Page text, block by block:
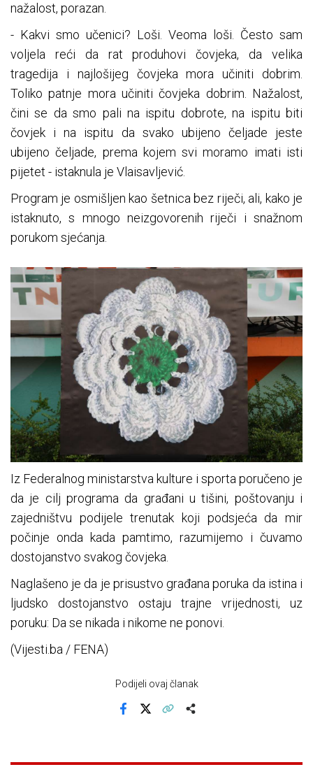
nažalost, porazan.
- Kakvi smo učenici? Loši. Veoma loši. Često sam
voljela reći da rat produhovi čovjeka, da velika
tragedija i najlošijeg čovjeka mora učiniti dobrim.
Toliko patnje mora učiniti čovjeka dobrim. Nažalost,
čini se da smo pali na ispitu dobrote, na ispitu biti
čovjek i na ispitu da svako ubijeno čeljade jeste
ubijeno čeljade, prema kojem svi moramo imati isti
pijetet - istaknula je Vlaisavljević.
Program je osmišljen kao šetnica bez riječi, ali, kako je
istaknuto, s mnogo neizgovorenih riječi i snažnom
porukom sjećanja.
Iz Federalnog ministarstva kulture i sporta poručeno je
da je cilj programa da građani u tišini, poštovanju i
zajedništvu podijele trenutak koji podsjeća da mir
počinje onda kada pamtimo, razumijemo i čuvamo
dostojanstvo svakog čovjeka.
Naglašeno je da je prisustvo građana poruka da istina i
ljudsko dostojanstvo ostaju trajne vrijednosti, uz
poruku: Da se nikada i nikome ne ponovi.
(Vijesti.ba / FENA)
Podijeli ovaj članak